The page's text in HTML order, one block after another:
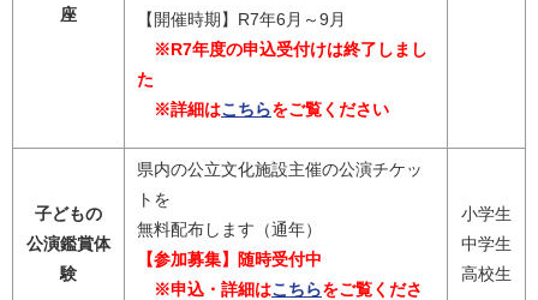
座
【開催時期】R7年6月～9月
※R7年度の申込受付けは終了しまし
た
※詳細はこちらをご覧ください
子どもの
公演鑑賞体
験
県内の公立文化施設主催の公演チケッ
トを
無料配布します（通年）
【参加募集】随時受付中
※申込・詳細はこちらをご覧くださ
小学生
中学生
高校生